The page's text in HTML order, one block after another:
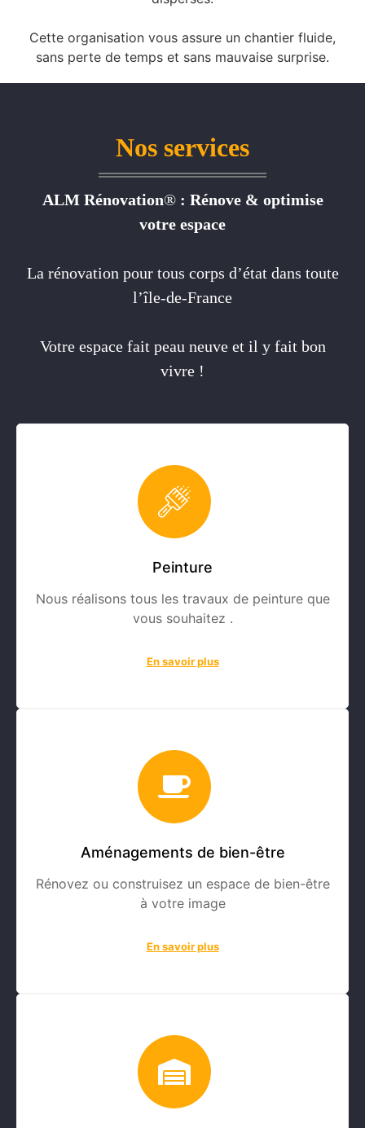
Cette organisation vous assure un chantier fluide,
sans perte de temps et sans mauvaise surprise.
Nos services
ALM Rénovation® : Rénove & optimise
votre espace
La rénovation pour tous corps d’état dans toute
l’île-de-France
Votre espace fait peau neuve et il y fait bon
vivre !
Peinture
Nous réalisons tous les travaux de peinture que
vous souhaitez .
En savoir plus
Aménagements de bien-être
Rénovez ou construisez un espace de bien-être
à votre image
En savoir plus